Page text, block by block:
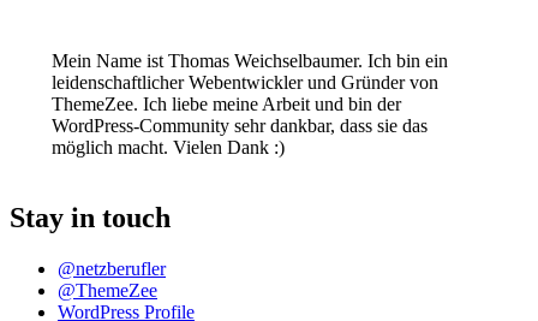
Mein Name ist Thomas Weichselbaumer. Ich bin ein
leidenschaftlicher Webentwickler und Gründer von
ThemeZee. Ich liebe meine Arbeit und bin der
WordPress-Community sehr dankbar, dass sie das
möglich macht. Vielen Dank :)
Stay in touch
@netzberufler
@ThemeZee
WordPress Profile